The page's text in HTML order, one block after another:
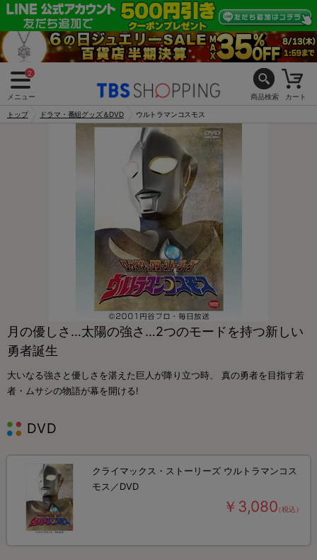
2
メニュー 商品検索 カート
トップ ドラマ・番組グッズ＆DVD ウルトラマンコスモス
月の優しさ…太陽の強さ…2つのモードを持つ新しい
勇者誕生
大いなる強さと優しさを湛えた巨人が降り立つ時、 真の勇者を目指す若
者・ムサシの物語が幕を開ける!
DVD
クライマックス・ストーリーズ ウルトラマンコス
モス／DVD
￥3,080（税込）